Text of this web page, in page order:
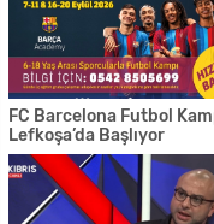
FC Barcelona Futbol
Lefkoşa’da Başlıyor